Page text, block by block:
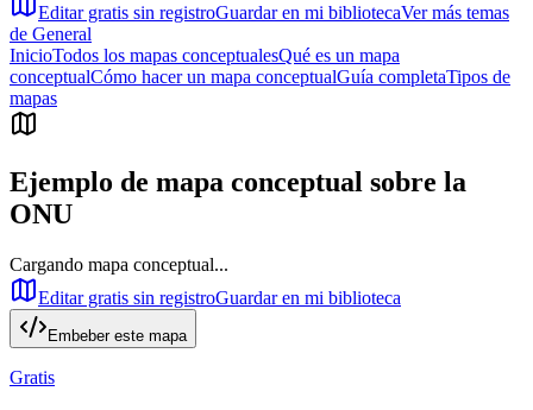
Editar gratis sin registroGuardar en mi bibliotecaVer más temas
de General
InicioTodos los mapas conceptualesQué es un mapa
conceptualCómo hacer un mapa conceptualGuía completaTipos de
mapas
Ejemplo de mapa conceptual sobre la
ONU
Cargando mapa conceptual...
Editar gratis sin registroGuardar en mi biblioteca
Embeber este mapa
Gratis